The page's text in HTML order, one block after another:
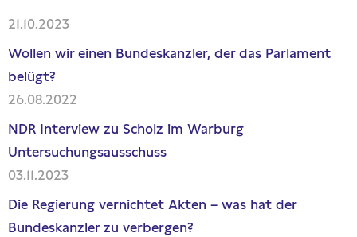
21.10.2023
Wollen wir einen Bundeskanzler, der das Parlament
belügt?
26.08.2022
NDR Interview zu Scholz im Warburg
Untersuchungsausschuss
03.11.2023
Die Regierung vernichtet Akten – was hat der
Bundeskanzler zu verbergen?